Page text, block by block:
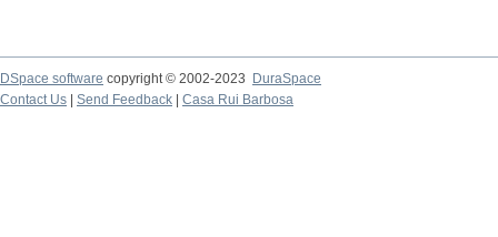
DSpace software copyright © 2002-2023
DuraSpace
Contact Us
Send Feedback Casa Rui Barbosa